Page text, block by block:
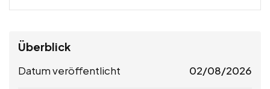
Überblick
Datum veröffentlicht 02/08/2026